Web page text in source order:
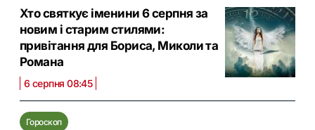
Хто святкує іменини 6 серпня за
новим і старим стилями:
привітання для Бориса, Миколи та
Романа
6 серпня 08:45
Гороскоп